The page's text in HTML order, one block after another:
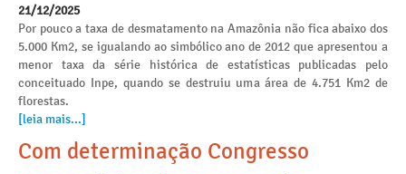
21/12/2025
Por pouco a taxa de desmatamento na Amazônia não fica abaixo dos
5.000 Km2, se igualando ao simbólico ano de 2012 que apresentou a
menor taxa da série histórica de estatísticas publicadas pelo
conceituado Inpe, quando se destruiu uma área de 4.751 Km2 de
florestas.
[leia mais...]
Com determinação Congresso